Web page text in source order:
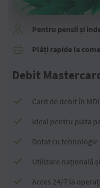
Pentru pensii și
Plăți rapide la
Debit
Card de debit în
Ideal pentru plata
Dotat cu tehnologie
Utilizare națională
Acces 24/7 la